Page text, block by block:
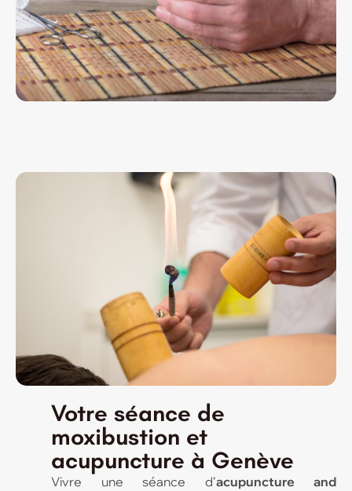
Votre séance de
moxibustion et
acupuncture à Genève
Vivre une séance d’acupuncture and